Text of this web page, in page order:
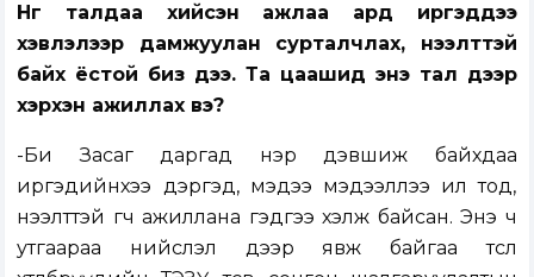
Нөгөө талдаа хийсэн ажлаа ард иргэддээ
хэвлэлээр дамжуулан сурталчлах, нээлттэй
байх ёстой биз дээ. Та цаашид энэ тал дээр
хэрхэн ажиллах вэ?
-Би Засаг даргад нэр дэвшиж байхдаа
иргэдийнхээ дэргэд, мэдээ мэдээллээ ил тод,
нээлттэй өгч ажиллана гэдгээ хэлж байсан. Энэ ч
утгаараа нийслэл дээр явж байгаа төсөл